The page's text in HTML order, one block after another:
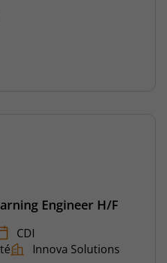
Engineer H/F
CDI
Innova Solutions